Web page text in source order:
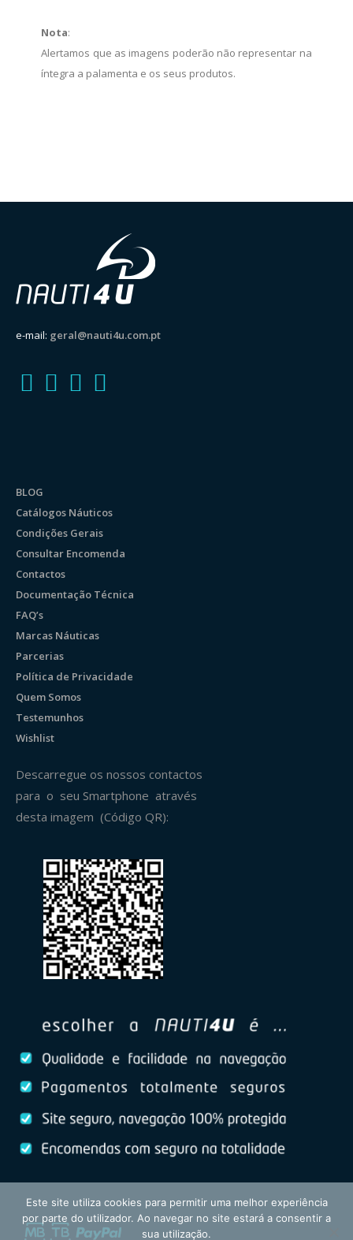
Nota:
Alertamos que as imagens poderão não representar na
íntegra a palamenta e os seus produtos.
e-mail: geral@nauti4u.com.pt
BLOG
Catálogos Náuticos
Condições Gerais
Consultar Encomenda
Contactos
Documentação Técnica
FAQ’s
Marcas Náuticas
Parcerias
Política de Privacidade
Quem Somos
Testemunhos
Wishlist
Descarregue os nossos contactos
para o seu Smartphone através
desta imagem (Código QR):
Este site utiliza cookies para permitir uma melhor experiência
por parte do utilizador. Ao navegar no site estará a consentir a
sua utilização.